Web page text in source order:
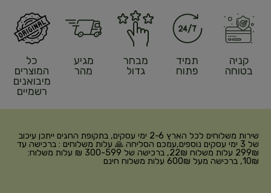
קניה
בטוחה
תמיד
פתוח
מבחר
גדול
מגיע
מהר
כל
המוצרים
מיבואנים
רשמיים
שירות משלוחים לכל הארץ 2-6 ימי עסקים, בתקופת החגים ייתכן עיכוב
של 3 ימי עסקים נוספים,עמכם הסליחה 🙏 עלות משלוחים : ברכישה עד
299₪ עלות משלוח 22₪, ברכישה של 300-599 ₪ עלות משלוח:
10₪, ברכישה מעל 600₪ עלות משלוח חינם